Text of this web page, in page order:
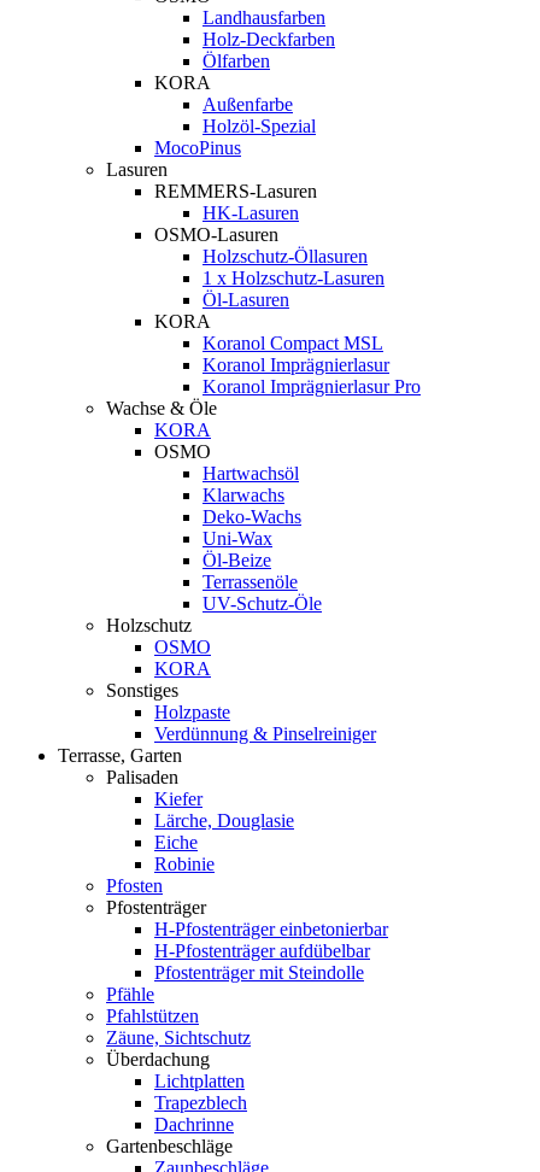
Landhausfarben
Holz-Deckfarben
Ölfarben
KORA
Außenfarbe
Holzöl-Spezial
MocoPinus
Lasuren
REMMERS-Lasuren
HK-Lasuren
OSMO-Lasuren
Holzschutz-Öllasuren
1 x Holzschutz-Lasuren
Öl-Lasuren
KORA
Koranol Compact MSL
Koranol Imprägnierlasur
Koranol Imprägnierlasur Pro
Wachse & Öle
KORA
OSMO
Hartwachsöl
Klarwachs
Deko-Wachs
Uni-Wax
Öl-Beize
Terrassenöle
UV-Schutz-Öle
Holzschutz
OSMO
KORA
Sonstiges
Holzpaste
Verdünnung & Pinselreiniger
Terrasse, Garten
Palisaden
Kiefer
Lärche, Douglasie
Eiche
Robinie
Pfosten
Pfostenträger
H-Pfostenträger einbetonierbar
H-Pfostenträger aufdübelbar
Pfostenträger mit Steindolle
Pfähle
Pfahlstützen
Zäune, Sichtschutz
Überdachung
Lichtplatten
Trapezblech
Dachrinne
Gartenbeschläge
Zaunbeschläge